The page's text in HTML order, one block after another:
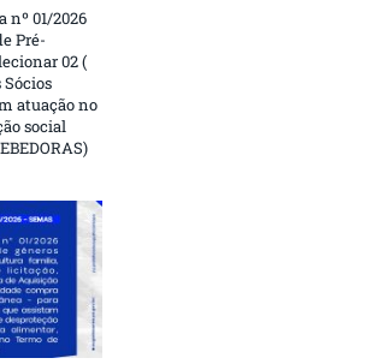
nº 01/2026
Pré-
02 (
atuação no
social